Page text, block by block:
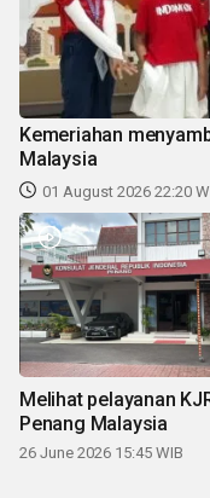
Kemeriahan
Malaysia
01 August 2026 22:20
Melihat pelayanan
Penang Malaysia
26 June 2026 15:45 WIB